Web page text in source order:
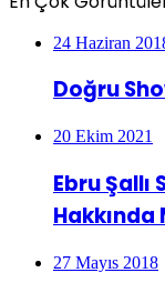
24 Haziran
Doğru
20 Ekim 2021
Ebru
Hakkında
27 Mayıs 2018